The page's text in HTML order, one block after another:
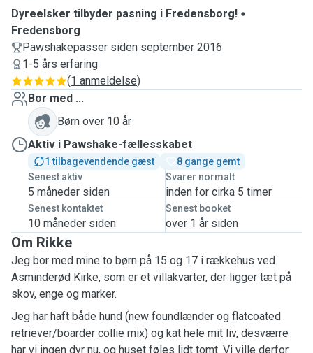
Dyreelsker tilbyder pasning i Fredensborg!
Fredensborg
Pawshakepasser siden september 2016
1-5 års erfaring
(1 anmeldelse)
Bor med ...
Børn over 10 år
Aktiv i Pawshake-fællesskabet
1 tilbagevendende gæst
8 gange gemt
Senest aktiv
5 måneder siden
Svarer normalt
inden for cirka 5 timer
Senest kontaktet
10 måneder siden
Senest booket
over 1 år siden
Om Rikke
Jeg bor med mine to børn på 15 og 17 i rækkehus ved
Asminderød Kirke, som er et villakvarter, der ligger tæt på
skov, enge og marker.
Jeg har haft både hund (new foundlænder og flatcoated
retriever/boarder collie mix) og kat hele mit liv, desværre
har vi ingen dyr nu, og huset føles lidt tomt. Vi ville derfor